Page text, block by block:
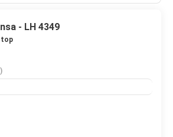
- LH 4349